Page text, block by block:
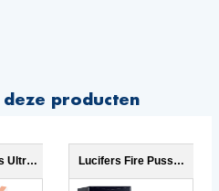
producten
Safe Condoms Ultra Thin 6x Lucifers Fire Pussy Tightening Gel